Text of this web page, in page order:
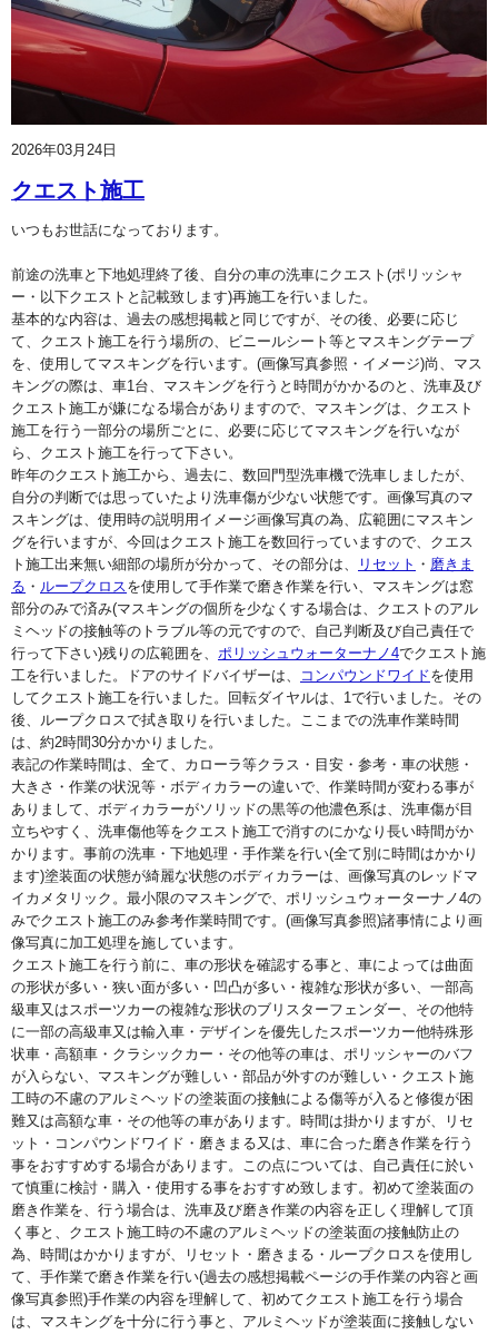
2026年03月24日
クエスト施工
いつもお世話になっております。
前途の洗車と下地処理終了後、自分の車の洗車にクエスト(ポリッシャ
ー・以下クエストと記載致します)再施工を行いました。
基本的な内容は、過去の感想掲載と同じですが、その後、必要に応じ
て、クエスト施工を行う場所の、ビニールシート等とマスキングテープ
を、使用してマスキングを行います。(画像写真参照・イメージ)尚、マス
キングの際は、車1台、マスキングを行うと時間がかかるのと、洗車及び
クエスト施工が嫌になる場合がありますので、マスキングは、クエスト
施工を行う一部分の場所ごとに、必要に応じてマスキングを行いなが
ら、クエスト施工を行って下さい。
昨年のクエスト施工から、過去に、数回門型洗車機で洗車しましたが、
自分の判断では思っていたより洗車傷が少ない状態です。画像写真のマ
スキングは、使用時の説明用イメージ画像写真の為、広範囲にマスキン
グを行いますが、今回はクエスト施工を数回行っていますので、クエス
ト施工出来無い細部の場所が分かって、その部分は、
リセット ・ 磨きま
る ・ ループクロスを使用して手作業で磨き作業を行い、マスキングは窓
部分のみで済み(マスキングの個所を少なくする場合は、クエストのアル
ミヘッドの接触等のトラブル等の元ですので、自己判断及び自己責任で
行って下さい)残りの広範囲を、 ポリッシュウォーターナノ4でクエスト施
工を行いました。ドアのサイドバイザーは、
コンパウンドワイドを使用
してクエスト施工を行いました。回転ダイヤルは、1で行いました。その
後、ループクロスで拭き取りを行いました。ここまでの洗車作業時間
は、約2時間30分かかりました。
表記の作業時間は、全て、カローラ等クラス・目安・参考・車の状態・
大きさ・作業の状況等・ボディカラーの違いで、作業時間が変わる事が
ありまして、ボディカラーがソリッドの黒等の他濃色系は、洗車傷が目
立ちやすく、洗車傷他等をクエスト施工で消すのにかなり長い時間がか
かります。事前の洗車・下地処理・手作業を行い(全て別に時間はかかり
ます)塗装面の状態が綺麗な状態のボディカラーは、画像写真のレッドマ
イカメタリック。最小限のマスキングで、ポリッシュウォーターナノ4の
みでクエスト施工のみ参考作業時間です。(画像写真参照)諸事情により画
像写真に加工処理を施しています。
クエスト施工を行う前に、車の形状を確認する事と、車によっては曲面
の形状が多い・狭い面が多い・凹凸が多い・複雑な形状が多い、一部高
級車又はスポーツカーの複雑な形状のブリスターフェンダー、その他特
に一部の高級車又は輸入車・デザインを優先したスポーツカー他特殊形
状車・高額車・クラシックカー・その他等の車は、ポリッシャーのバフ
が入らない、マスキングが難しい・部品が外すのが難しい・クエスト施
工時の不慮のアルミヘッドの塗装面の接触による傷等が入ると修復が困
難又は高額な車・その他等の車があります。時間は掛かりますが、リセ
ット・コンパウンドワイド・磨きまる又は、車に合った磨き作業を行う
事をおすすめする場合があります。この点については、自己責任に於い
て慎重に検討・購入・使用する事をおすすめ致します。初めて塗装面の
磨き作業を、行う場合は、洗車及び磨き作業の内容を正しく理解して頂
く事と、クエスト施工時の不慮のアルミヘッドの塗装面の接触防止の
為、時間はかかりますが、リセット・磨きまる・ループクロスを使用し
て、手作業で磨き作業を行い(過去の感想掲載ページの手作業の内容と画
像写真参照)手作業の内容を理解して、初めてクエスト施工を行う場合
は、マスキングを十分に行う事と、アルミヘッドが塗装面に接触しない